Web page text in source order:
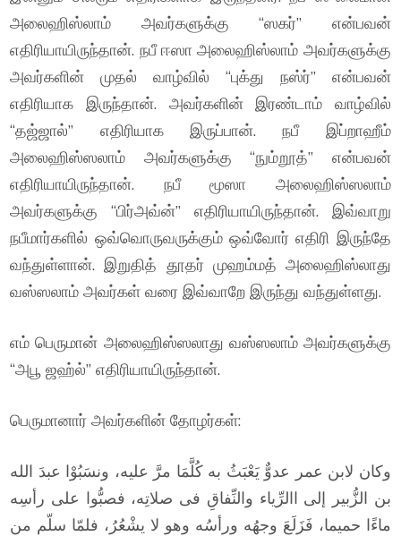
அலைஹிஸ்லாம் அவர்களுக்கு “ஸகர்” என்பவன்
எதிரியாயிருந்தான். நபீ ஈஸா அலைஹிஸ்லாம் அவர்களுக்கு
அவர்களின் முதல் வாழ்வில் “புக்து நஸ்ர்” என்பவன்
எதிரியாக இருந்தான். அவர்களின் இரண்டாம் வாழ்வில்
“தஜ்ஜால்” எதிரியாக இருப்பான். நபீ இப்றாஹீம்
அலைஹிஸ்ஸலாம் அவர்களுக்கு “நும்றூத்” என்பவன்
எதிரியாயிருந்தான். நபீ மூஸா அலைஹிஸ்ஸலாம்
அவர்களுக்கு “பிர்அவ்ன்” எதிரியாயிருந்தான். இவ்வாறு
நபீமார்களில் ஒவ்வொருவருக்கும் ஒவ்வோர் எதிரி இருந்தே
வந்துள்ளான். இறுதித் தூதர் முஹம்மத் அலைஹிஸ்லாது
வஸ்ஸலாம் அவர்கள் வரை இவ்வாறே இருந்து வந்துள்ளது.
எம் பெருமான் அலைஹிஸ்ஸலாது வஸ்ஸலாம் அவர்களுக்கு
“அபூ ஜஹ்ல்” எதிரியாயிருந்தான்.
பெருமானார் அவர்களின் தோழர்கள்:
وكان لابن عمر عدوٌّ يَعْبَثُ به كُلَّمَا مرَّ عليه، ونسَبُوْا عبدَ الله
بن الزُّبير إلى االرِّياء والنِّفاقِ فى صلاتِه، فصبُّوا على رأسِه
ماءًا حميما، فَزَلَعَ وجهُه ورأسُه وهو لا يشْعُرُ، فلمّا سلّم من